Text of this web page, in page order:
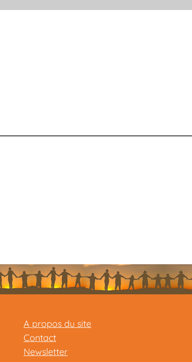
A propos du site
Contact
Newsletter